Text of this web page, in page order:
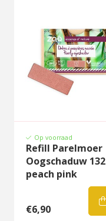
Op voorraad
Refill Parelmoer
Oogschaduw 132
peach pink
€6,90